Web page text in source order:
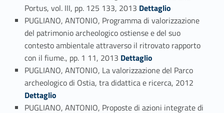
Portus, vol. III, pp. 125 133, 2013 Link identifier #identifier_person_196243-78
Dettaglio
PUGLIANO, ANTONIO, Programma di valorizzazione
del patrimonio archeologico ostiense e del suo
contesto ambientale attraverso il ritrovato rapporto
con il fiume., pp. 1 11, 2013 Link identifier #identifier_person_162074-79
Dettaglio
PUGLIANO, ANTONIO, La valorizzazione del Parco
archeologico di Ostia, tra didattica e ricerca, 2012
Dettaglio
PUGLIANO, ANTONIO, Proposte di azioni integrate di